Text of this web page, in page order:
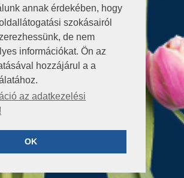
annak érdekében, hogy
szokásairól
de nem
információkat. Ön az
hozzájárul a a
az adatkezelési
OK